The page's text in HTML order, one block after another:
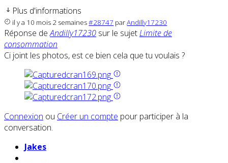
Plus d'informations
il y a 10 mois 2 semaines#28747 parAndilly17230
Réponse deAndilly17230 sur le sujetLimite de
consommation
Ci joint les photos, est ce bien cela que tu voulais ?
Connexion ou Créer un compte pour participer à la
conversation.
Jakes